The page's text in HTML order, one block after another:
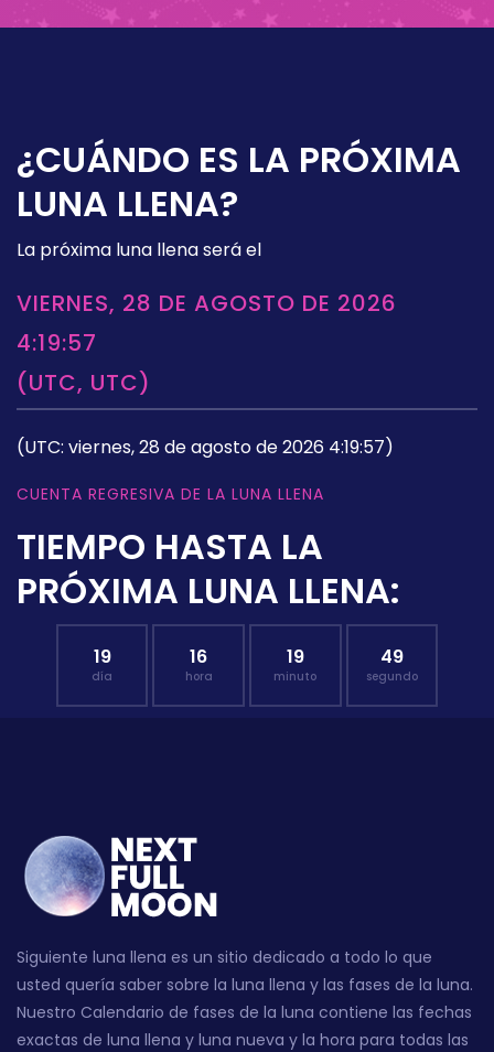
¿CUÁNDO ES LA PRÓXIMA
LUNA LLENA?
La próxima luna llena será el
VIERNES, 28 DE AGOSTO DE 2026
4:19:57
(UTC, UTC)
(UTC: viernes, 28 de agosto de 2026 4:19:57)
CUENTA REGRESIVA DE LA LUNA LLENA
TIEMPO HASTA LA
PRÓXIMA LUNA LLENA:
19
día
16
hora
19
minuto
48
segundo
Siguiente luna llena es un sitio dedicado a todo lo que
usted quería saber sobre la luna llena y las fases de la luna.
Nuestro Calendario de fases de la luna contiene las fechas
exactas de luna llena y luna nueva y la hora para todas las